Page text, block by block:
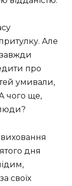
Але
про
умивали,
чого ще,
дня
своїх